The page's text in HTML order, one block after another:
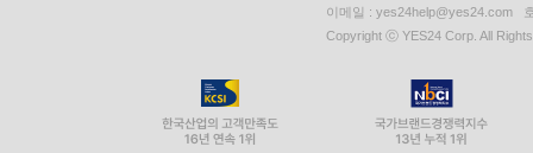
이메일 : yes24help@yes24.com
Copyright ⓒ YES24 Corp. All